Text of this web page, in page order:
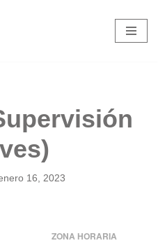
16, 2023
ZONA HORARIA